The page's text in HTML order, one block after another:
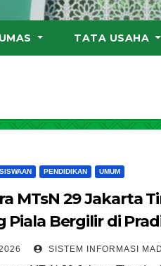
TATA USAHA
PENDIDIKAN UMUM
MTsN 29 Jakarta
Piala Bergilir di
2026 MAN 4
SISTEM INFORMASI